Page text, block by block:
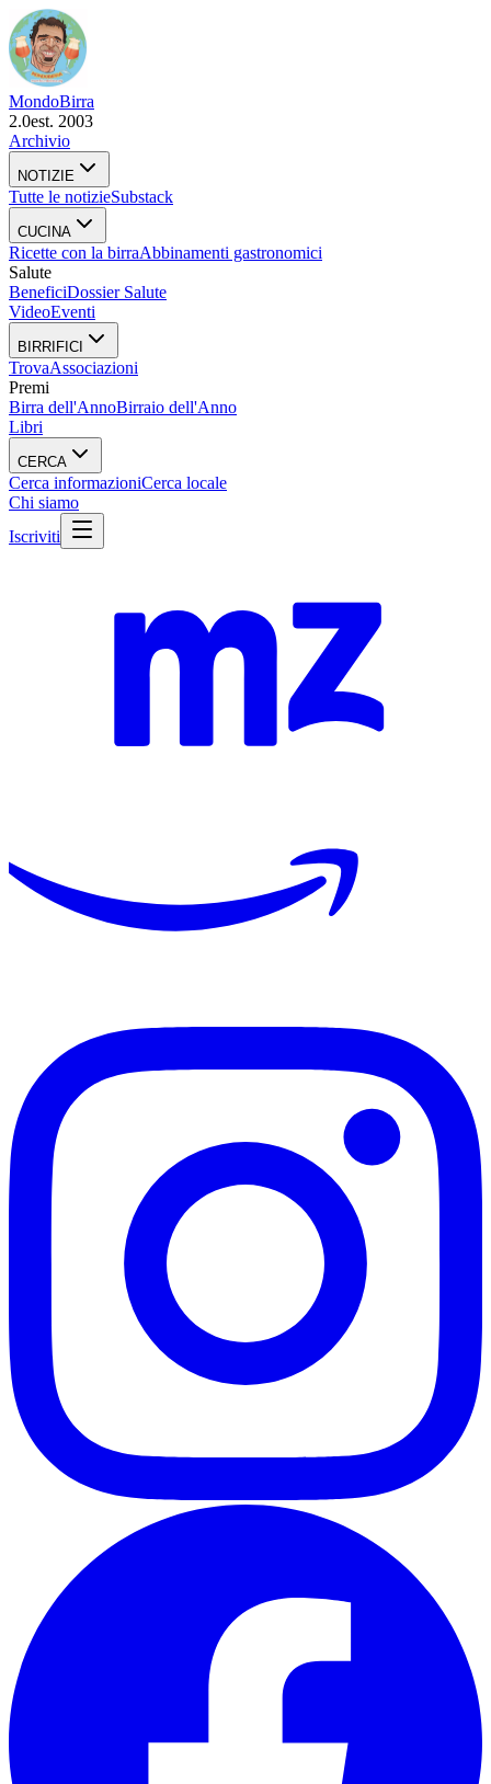
MondoBirra
2.0est. 2003
Archivio
NOTIZIE
Tutte le notizieSubstack
CUCINA
Ricette con la birraAbbinamenti gastronomici
Salute
BeneficiDossier Salute
VideoEventi
BIRRIFICI
TrovaAssociazioni
Premi
Birra dell'AnnoBirraio dell'Anno
Libri
CERCA
Cerca informazioniCerca locale
Chi siamo
Iscriviti